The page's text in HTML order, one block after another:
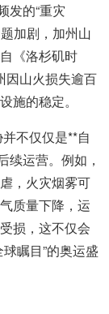
发的“重灾
加剧，加州山
《洛杉矶时
因山火损失逾百
施的稳定。
不仅仅是**自
续运营。例如，
，火灾烟雾可
质量下降，运
损，这不仅会
瞩目”的奥运盛